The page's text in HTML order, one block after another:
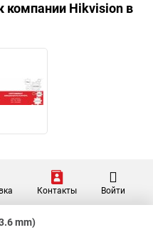
компании Hikvision в
Контакты Войти
mm)